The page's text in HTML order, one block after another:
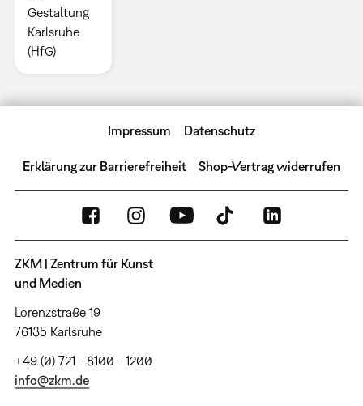
Gestaltung
Karlsruhe
(HfG)
Impressum Datenschutz
Erklärung zur Barrierefreiheit Shop-Vertrag widerrufen
ZKM | Zentrum für Kunst
und Medien
Lorenzstraße 19
76135 Karlsruhe
+49 (0) 721 - 8100 - 1200
info@zkm.de